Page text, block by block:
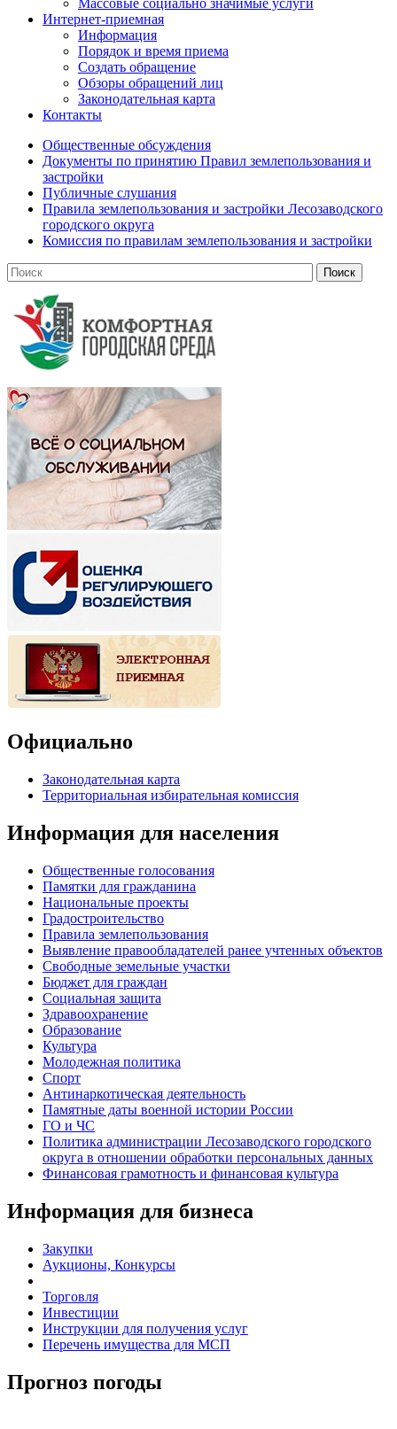
Массовые социально значимые услуги
Интернет-приемная
Информация
Порядок и время приема
Создать обращение
Обзоры обращений лиц
Законодательная карта
Контакты
Общественные обсуждения
Документы по принятию Правил землепользования и
застройки
Публичные слушания
Правила землепользования и застройки Лесозаводского
городского округа
Комиссия по правилам землепользования и застройки
Официально
Законодательная карта
Территориальная избирательная комиссия
Информация для населения
Общественные голосования
Памятки для гражданина
Национальные проекты
Градостроительство
Правила землепользования
Выявление правообладателей ранее учтенных объектов
Свободные земельные участки
Бюджет для граждан
Социальная защита
Здравоохранение
Образование
Культура
Молодежная политика
Спорт
Антинаркотическая деятельность
Памятные даты военной истории России
ГО и ЧС
Политика администрации Лесозаводского городского
округа в отношении обработки персональных данных
Финансовая грамотность и финансовая культура
Информация для бизнеса
Закупки
Аукционы, Конкурсы
Торговля
Инвестиции
Инструкции для получения услуг
Перечень имущества для МСП
Прогноз погоды